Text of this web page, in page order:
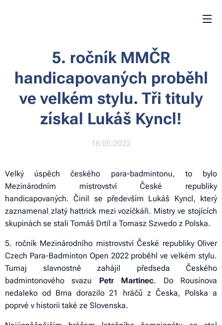
5. ročník MMČR
handicapovaných proběhl
ve velkém stylu. Tři tituly
získal Lukáš Kyncl!
16.05.2022
Velký úspěch českého para-badmintonu, to bylo
Mezinárodním mistrovství České republiky
handicapovaných. Činil se především Lukáš Kyncl, který
zaznamenal zlatý hattrick mezi vozíčkáři. Mistry ve stojících
skupinách se stali Tomáš Drtil a Tomasz Szwedo z Polska.
5. ročník Mezinárodního mistrovství České republiky Oliver
Czech Para-Badminton Open 2022 proběhl ve velkém stylu.
Turnaj slavnostně zahájil předseda Českého
badmintonového svazu Petr Martinec. Do Rousínova
nedaleko od Brna dorazilo 21 hráčů z Česka, Polska a
poprvé v historii také ze Slovenska.